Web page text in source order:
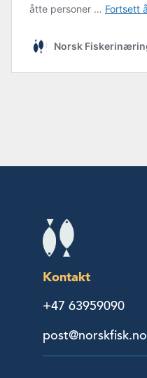
Kontakt
+47 63959090
post@norskfisk.no